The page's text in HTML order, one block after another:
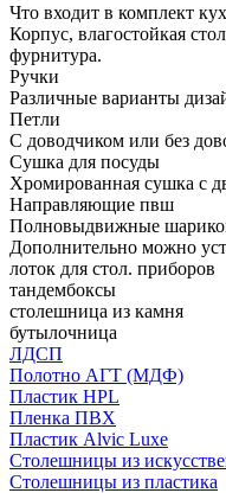
Что входит в комплект
Корпус, влагостойкая
фурнитура.
Ручки
Различные варианты
Петли
С доводчиком или без
Сушка для посуды
Хромированная сушка с
Направляющие пвш
Полновыдвижные
Дополнительно можно
лоток для стол. приборов
тандембоксы
столешница из камня
бутылочница
ЛДСП
Полотно АГТ (МДФ)
Пластик HPL
Пленка ПВХ
Пластик Alvic Luxe
Столешницы из
Столешницы из пластика